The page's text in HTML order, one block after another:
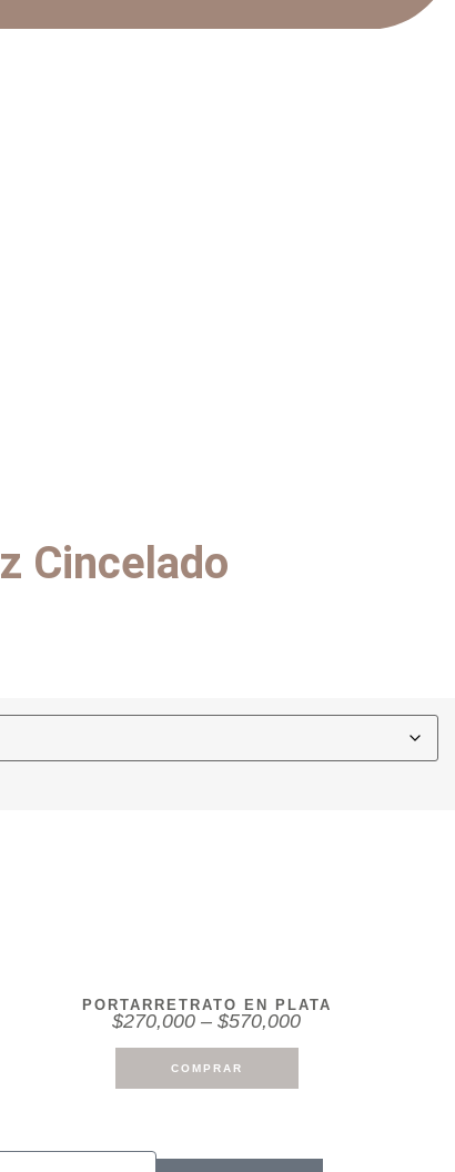
Cincelado
PORTARRETRATO EN PLATA
$270,000 – $570,000
COMPRAR